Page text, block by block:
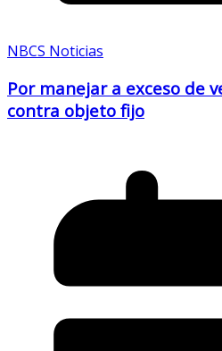
NBCS Noticias
Por manejar a exceso de
contra objeto fijo